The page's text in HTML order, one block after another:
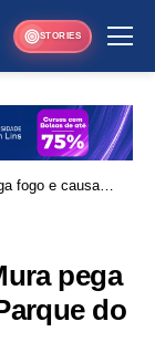
STORIES
fogo e causa
pega
do